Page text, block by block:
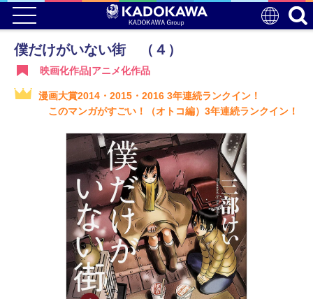
僕だけがいない街 （４）
映画化作品|アニメ化作品
漫画大賞2014・2015・2016 3年連続ランクイン！
このマンガがすごい！（オトコ編）3年連続ランクイン！